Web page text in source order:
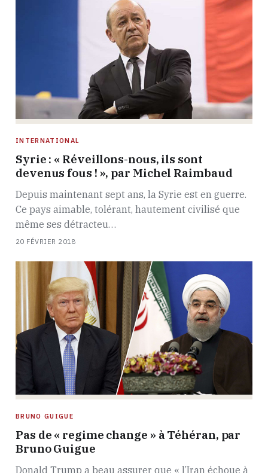
INTERNATIONAL
Syrie : « Réveillons-nous, ils sont
devenus fous ! », par Michel Raimbaud
Depuis maintenant sept ans, la Syrie est en guerre.
Ce pays aimable, tolérant, hautement civilisé que
même ses détracteu…
20 FÉVRIER 2018
BRUNO GUIGUE
Pas de « regime change » à Téhéran, par
Bruno Guigue
Donald Trump a beau assurer que « l’Iran échoue à